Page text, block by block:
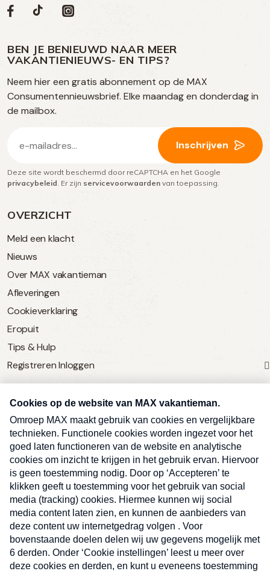
OVERZICHT
Meld een klacht
Nieuws
Over MAX vakantieman
Afleveringen
Cookieverklaring
Eropuit
Tips & Hulp
Registreren Inloggen
SERVICE
Over Omroep MAX
MAX Vandaag
MAX Meldpunt
Pers
Contact
Algemene voorwaarden
Privacyverklaring
Kwetsbaarheid melden
RegistrerenInloggen
Volg
op
social
media
Social
Volg
op
Facebook
Volg
op
TikTok
Volg
op
Instagram
BEN JE BENIEUWD NAAR MEER
VAKANTIENIEUWS- EN TIPS?
Neem hier een gratis abonnement op de MAX
Consumentennieuwsbrief. Elke maandag en donderdag in
de mailbox.
mailadres
(Vereist)
Inschrijven
Deze site wordt beschermd door reCAPTCHA en het Google
privacybeleid . Er zijn servicevoorwaarden van toepassing.
Ben je benieuwd naar meer
vakantienieuws- en tips?